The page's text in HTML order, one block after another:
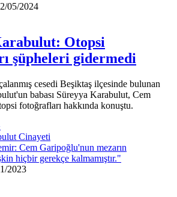
05/2024
Otopsi
şüpheleri gidermedi
cesedi Beşiktaş ilçesinde bulunan
babası Süreyya Karabulut, Cem
fotoğrafları hakkında konuştu.
Cinayeti
2023